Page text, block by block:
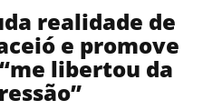
realidade de
e promove
libertou da